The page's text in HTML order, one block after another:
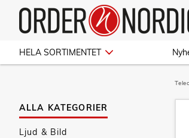
HELA SORTIMENTET
ALLA KATEGORIER
Ljud & Bild